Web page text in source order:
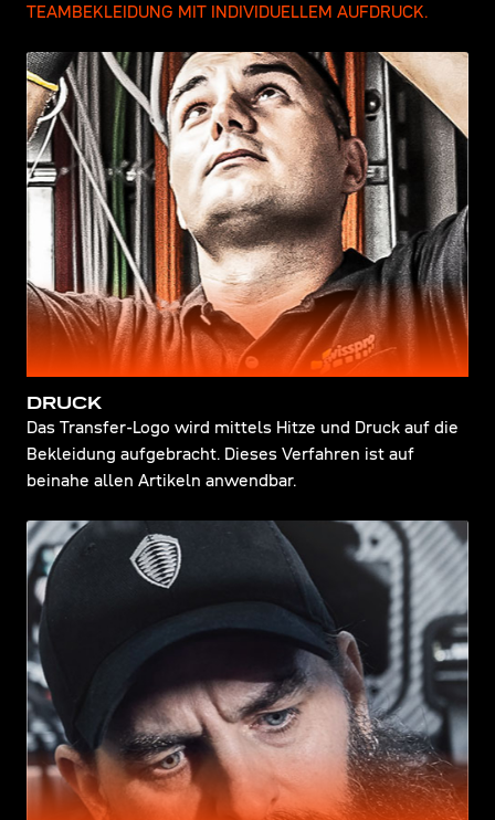
TEAMBEKLEIDUNG MIT INDIVIDUELLEM AUFDRUCK.
DRUCK
Das Transfer-Logo wird mittels Hitze und Druck auf die
Bekleidung aufgebracht. Dieses Verfahren ist auf
beinahe allen Artikeln anwendbar.